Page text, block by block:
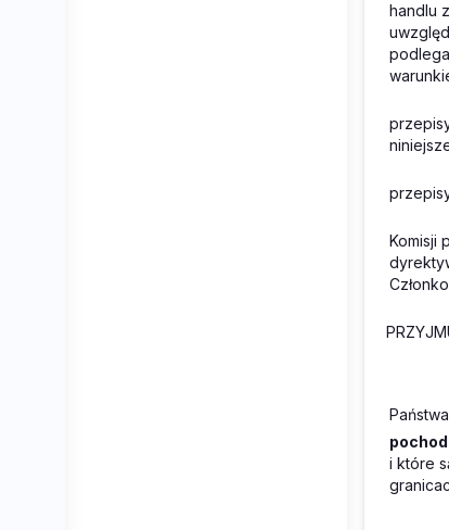
handlu
Komisji
i które